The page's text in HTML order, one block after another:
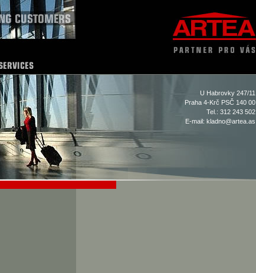
U Habrovky 247/11
Praha 4-Krč PSČ 140 00
Tel.: 312 243 502
E-mail: kladno@artea.as